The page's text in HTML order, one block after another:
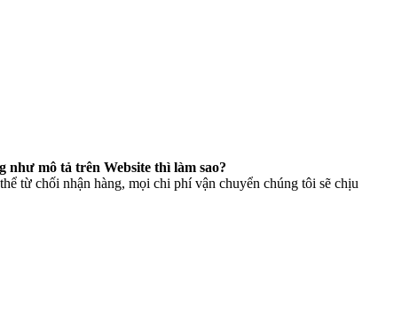
mô tả trên Website thì làm sao?
từ chối nhận hàng, mọi chi phí vận chuyển chúng tôi sẽ chịu